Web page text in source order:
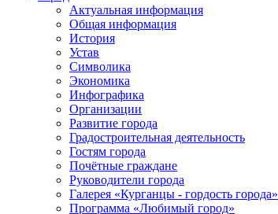
Актуальная информация
Общая информация
История
Устав
Символика
Экономика
Инфографика
Организации
Развитие города
Градостроительная деятельность
Гостям города
Почётные граждане
Руководители города
Галерея «Курганцы - гордость города»
Программа «Любимый город»